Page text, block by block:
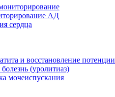
АД
сердца
и восстановление потенции
(уролитиаз)
мочеиспускания